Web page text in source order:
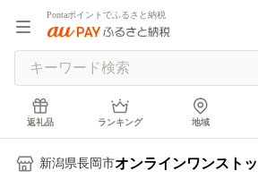
Pontaポイントでふるさと納税
返礼品 ランキング 地域
新潟県長岡市オンラインワンスト